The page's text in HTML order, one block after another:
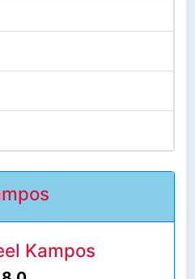
Kampos